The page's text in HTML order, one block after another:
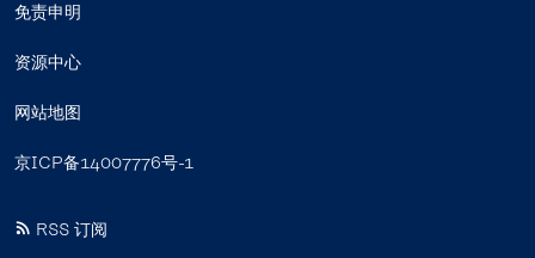
免责申明
资源中心
网站地图
京ICP备14007776号-1
RSS 订阅